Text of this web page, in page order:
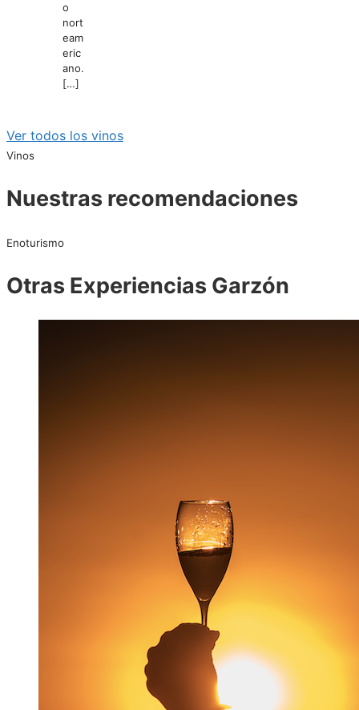
o
nort
eam
eric
ano.
[…]
Ver todos los vinos
Vinos
Nuestras recomendaciones
Enoturismo
Otras Experiencias Garzón